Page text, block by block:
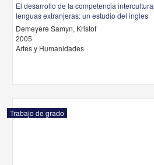
El desarrollo de la competencia
lenguas extranjeras: un estudio del ingles
Demeyere Samyn, Kristof
2005
Artes y Humanidades
Trabajo de grado